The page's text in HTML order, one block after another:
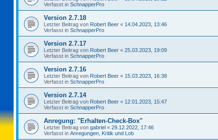
Verfasst in SchnapperPro
Version 2.7.18
Letzter Beitrag von Robert Beer « 14.04.2023, 13:46
Verfasst in SchnapperPro
Version 2.7.17
Letzter Beitrag von Robert Beer « 25.03.2023, 19:09
Verfasst in SchnapperPro
Version 2.7.16
Letzter Beitrag von Robert Beer « 15.03.2023, 16:38
Verfasst in SchnapperPro
Version 2.7.14
Letzter Beitrag von Robert Beer « 12.01.2023, 15:47
Verfasst in SchnapperPro
Anregung: "Erhalten-Check-Box"
Letzter Beitrag von gabriel « 29.12.2022, 17:46
Verfasst in Anregungen, Kritik und Lob